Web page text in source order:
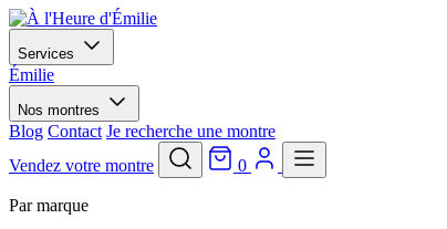
Services
Émilie
Nos montres
Blog Contact Je recherche une montre
Vendez votre montre
0
Par marque